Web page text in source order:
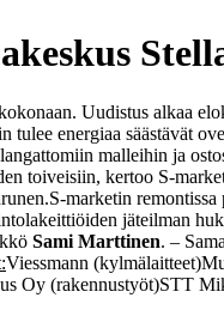
Uudistus alkaa
energiaa säästävät
malleihin ja
toiveisiin, kertoo S-
S-marketin
jäteilman
Sami Marttinen. –
Viessmann (kylmälaitteet)
Oy (rakennustyöt)STT